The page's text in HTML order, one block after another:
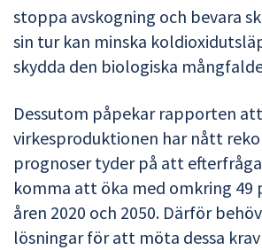
stoppa avskogning och bevara
sin tur kan minska
skydda den biologiska
Dessutom påpekar rapporten
virkesproduktionen har nått
prognoser tyder på att
komma att öka med omkring 49
åren 2020 och 2050. Därför
lösningar för att möta dessa